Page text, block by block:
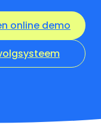
online demo